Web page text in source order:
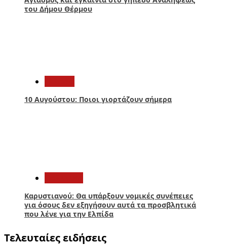
του Δήμου Θέρμου
10 Αυγούστου: Ποιοι γιορτάζουν σήμερα
Καρυστιανού: Θα υπάρξουν νομικές συνέπειες
για όσους δεν εξηγήσουν αυτά τα προσβλητικά
που λένε για την Ελπίδα
Τελευταίες ειδήσεις